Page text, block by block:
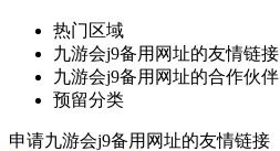
热门区域
九游会j9备用网址的友情链接
九游会j9备用网址的合作伙伴
预留分类
申请九游会j9备用网址的友情链接